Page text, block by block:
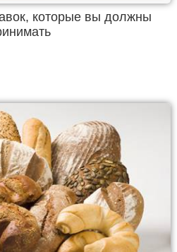
которые вы должны